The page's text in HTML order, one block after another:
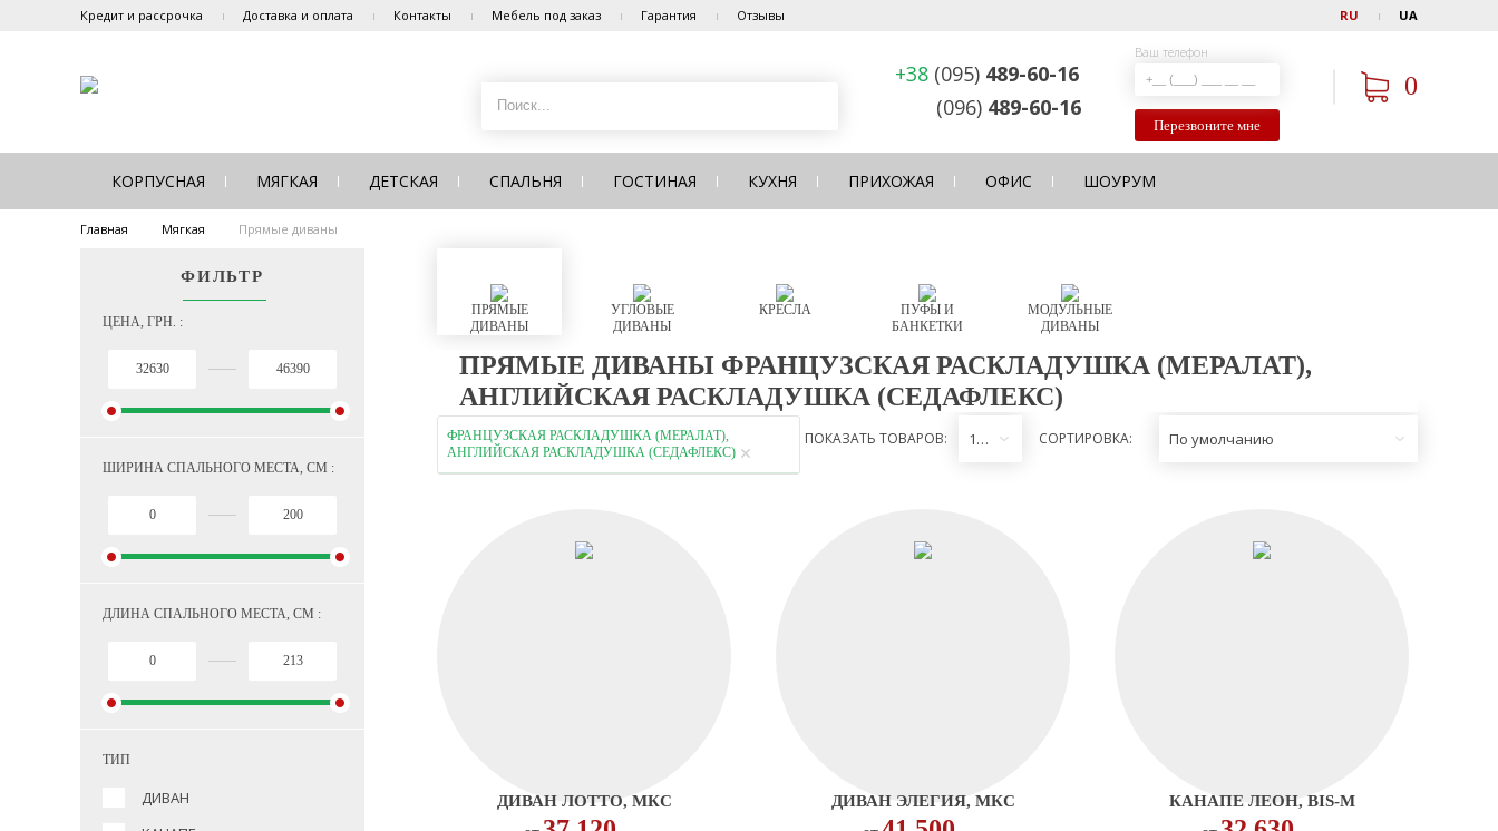
Кредит и рассрочка Доставка и оплата Контакты Мебель под заказ Гарантия Отзывы RU UA
+38 (095) 489-60-16
(096) 489-60-16
Ваш телефон
Перезвоните мне
0
КОРПУСНАЯ МЯГКАЯ ДЕТСКАЯ СПАЛЬНЯ ГОСТИНАЯ КУХНЯ ПРИХОЖАЯ ОФИС ШОУРУМ
Главная Мягкая Прямые диваны
ФИЛЬТР
ЦЕНА, ГРН. :
ШИРИНА СПАЛЬНОГО МЕСТА, СМ :
ДЛИНА СПАЛЬНОГО МЕСТА, СМ :
ТИП
ДИВАН
ПРЯМЫЕ
ДИВАНЫ
УГЛОВЫЕ
ДИВАНЫ
КРЕСЛА
ПУФЫ И
БАНКЕТКИ
МОДУЛЬНЫЕ
ДИВАНЫ
ПРЯМЫЕ ДИВАНЫ ФРАНЦУЗСКАЯ РАСКЛАДУШКА (МЕРАЛАТ),
АНГЛИЙСКАЯ РАСКЛАДУШКА (СЕДАФЛЕКС)
ФРАНЦУЗСКАЯ РАСКЛАДУШКА (МЕРАЛАТ),
АНГЛИЙСКАЯ РАСКЛАДУШКА (СЕДАФЛЕКС)
ПОКАЗАТЬ ТОВАРОВ: 12 СОРТИРОВКА: По умолчанию
ДИВАН ЛОТТО, МКС ДИВАН ЭЛЕГИЯ, МКС КАНАПЕ ЛЕОН, BIS-M